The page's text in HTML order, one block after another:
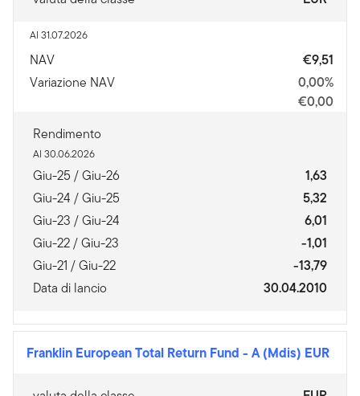
Al 31.07.2026
NAV
€9,51
Variazione NAV
0,00%
€0,00
Rendimento
Al 30.06.2026
Giu-25 / Giu-26
1,63
Giu-24 / Giu-25
5,32
Giu-23 / Giu-24
6,01
Giu-22 / Giu-23
-1,01
Giu-21 / Giu-22
-13,79
Data di lancio
30.04.2010
Franklin European Total Return Fund - A (Mdis) EUR